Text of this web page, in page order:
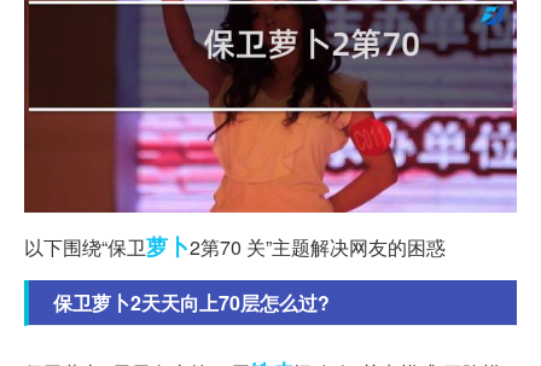
以下围绕“保卫萝卜2第70 关”主题解决网友的困惑
保卫萝卜2天天向上70层怎么过?